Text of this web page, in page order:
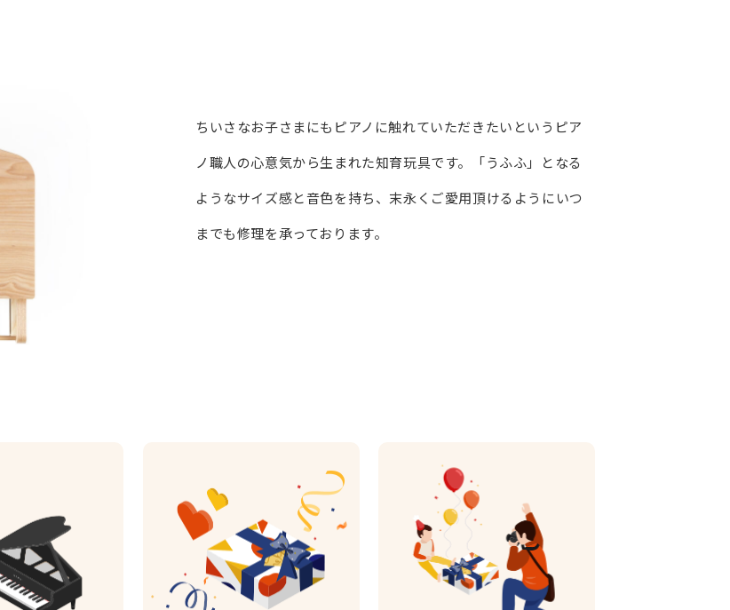
ちいさなお子さまにもピアノに触れていただきたいというピア
ノ職人の心意気から生まれた知育玩具です。「うふふ」となる
ようなサイズ感と音色を持ち、末永くご愛用頂けるようにいつ
までも修理を承っております。